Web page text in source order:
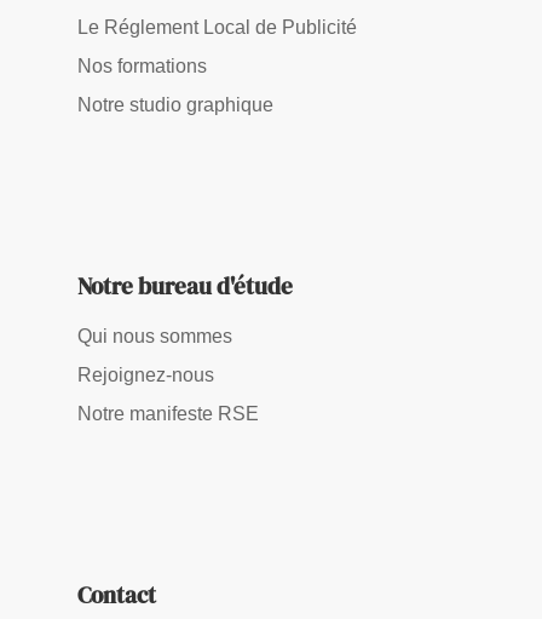
Le Réglement Local de Publicité
Nos formations
Notre studio graphique
Notre bureau d'étude
Qui nous sommes
Rejoignez-nous
Notre manifeste RSE
Contact